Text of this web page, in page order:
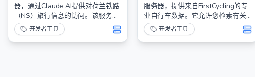
器，通过Claude AI提供对荷兰铁路
（NS）旅行信息的访问。该服务器
使Claude能够使用官方荷兰NS API
获取实时火车旅行信息和干扰情
况。
开发者工具
服务器，提供来自FirstCycling的专
业自行车数据。它允许您检索有关
专业自行车手、比赛结果等的信
息。
开发者工具